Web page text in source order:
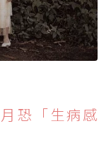
恐「生病感